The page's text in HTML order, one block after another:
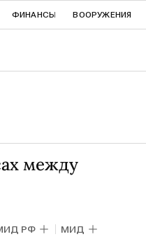
ФИНАНСЫ ВООРУЖЕНИЯ
между
РФ МИД